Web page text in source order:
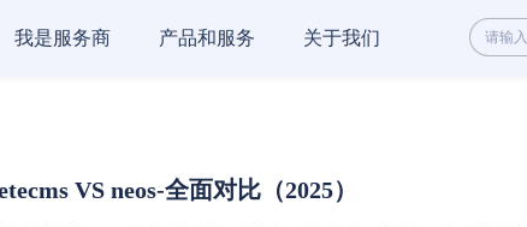
我是服务商 产品和服务 关于我们
VS neos-全面对比（2025）